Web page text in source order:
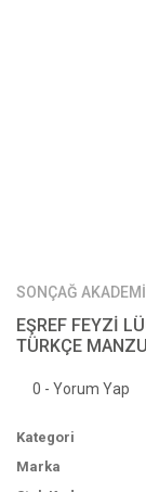
SONÇAĞ AKADEMİ
EŞREF FEYZİ
TÜRKÇE
0 - Yorum Yap
Kategori
Marka